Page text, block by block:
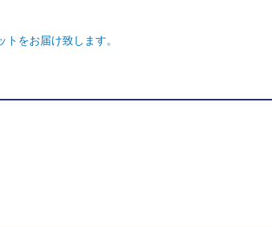
をお届け致します。